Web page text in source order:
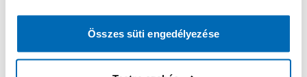
Összes süti engedélyezése